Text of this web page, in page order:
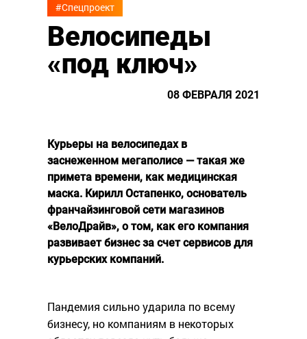
#Спецпроект
Велосипеды
«под ключ»
08 ФЕВРАЛЯ 2021
Курьеры на велосипедах в
заснеженном мегаполисе — такая же
примета времени, как медицинская
маска. Кирилл Остапенко, основатель
франчайзинговой сети магазинов
«ВелоДрайв», о том, как его компания
развивает бизнес за счет сервисов для
курьерских компаний.
Пандемия сильно ударила по всему
бизнесу, но компаниям в некоторых